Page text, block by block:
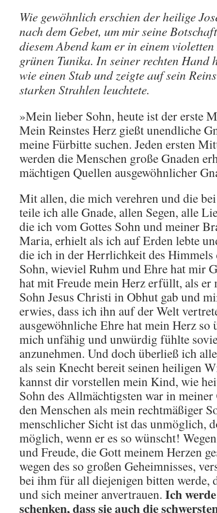
Wie gewöhnlich erschien der heilige
nach dem Gebet, um mir seine
diesem Abend kam er in einem
grünen Tunika. In seiner rechten Hand
wie einen Stab und zeigte auf sein
starken Strahlen leuchtete.
»Mein lieber Sohn, heute ist der erste
Mein Reinstes Herz gießt unendliche
meine Fürbitte suchen. Jeden ersten
werden die Menschen große Gnaden
mächtigen Quellen ausgewöhnlicher
Mit allen, die mich verehren und die
teile ich alle Gnade, allen Segen, alle
die ich vom Gottes Sohn und meiner
Maria, erhielt als ich auf Erden lebte
die ich in der Herrlichkeit des Himmels
Sohn, wieviel Ruhm und Ehre hat mir
hat mit Freude mein Herz erfüllt, als er
Sohn Jesus Christi in Obhut gab und
erwies, dass ich ihn auf der Welt
ausgewöhnliche Ehre hat mein Herz so
mich unfähig und unwürdig fühlte
anzunehmen. Und doch überließ ich
als sein Knecht bereit seinen heiligen
kannst dir vorstellen mein Kind, wie
Sohn des Allmächtigsten war in
den Menschen als mein rechtmäßiger
menschlicher Sicht ist das unmöglich,
möglich, wenn er es so wünscht!
und Freude, die Gott meinem Herzen
wegen des so großen Geheimnisses,
bei ihm für all diejenigen bitten werde,
und sich meiner anvertrauen. Ich
schenken, dass sie auch die